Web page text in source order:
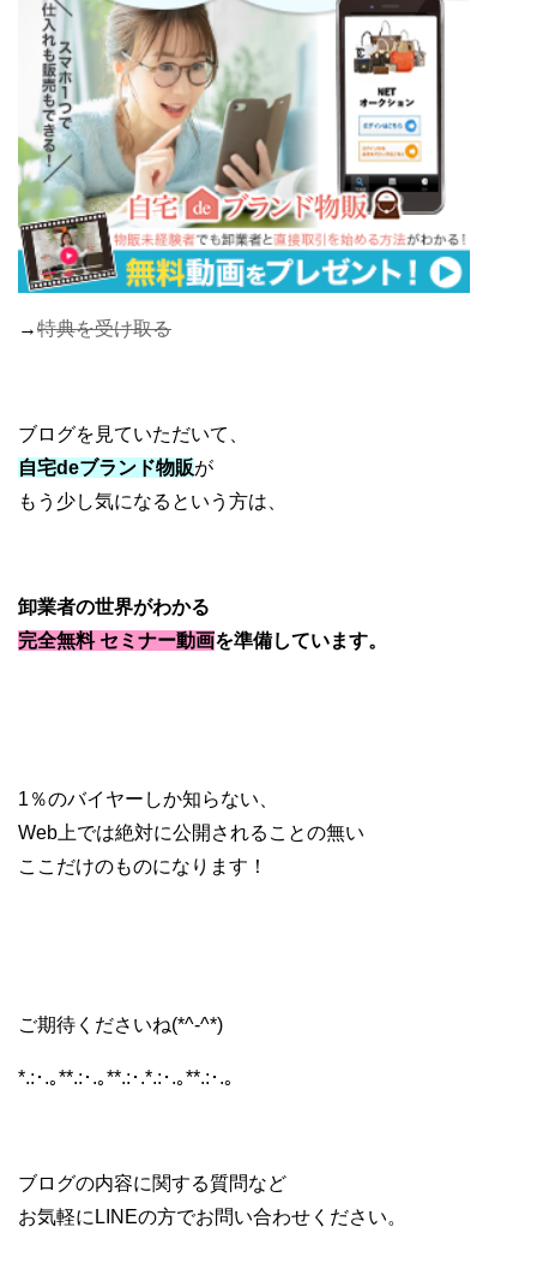
→特典を受け取る
ブログを見ていただいて、
自宅deブランド物販が
もう少し気になるという方は、
卸業者の世界がわかる
完全無料 セミナー動画を準備しています。
1％のバイヤーしか知らない、
Web上では絶対に公開されることの無い
ここだけのものになります！
ご期待くださいね(*^-^*)
*.:･.｡**.:･.｡**.:･.*.:･.｡**.:･.｡
ブログの内容に関する質問など
お気軽にLINEの方でお問い合わせください。